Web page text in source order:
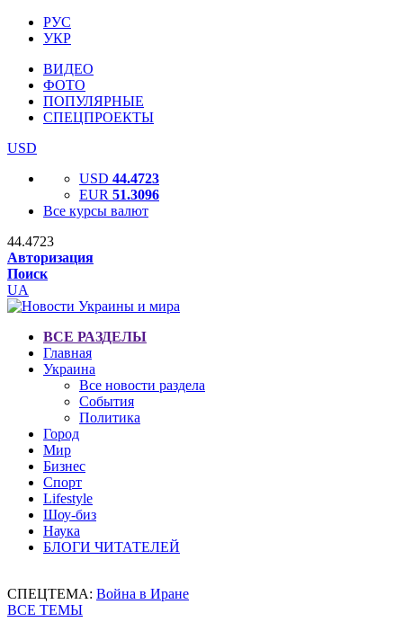
РУС
УКР
ВИДЕО
ФОТО
ПОПУЛЯРНЫЕ
СПЕЦПРОЕКТЫ
USD
USD 44.4723
EUR 51.3096
Все курсы валют
44.4723
Авторизация
Поиск
UA
ВСЕ РАЗДЕЛЫ
Главная
Украина
Все новости раздела
События
Политика
Город
Мир
Бизнес
Спорт
Lifestyle
Шоу-биз
Наука
БЛОГИ ЧИТАТЕЛЕЙ
СПЕЦТЕМА: Война в Иране
ВСЕ ТЕМЫ